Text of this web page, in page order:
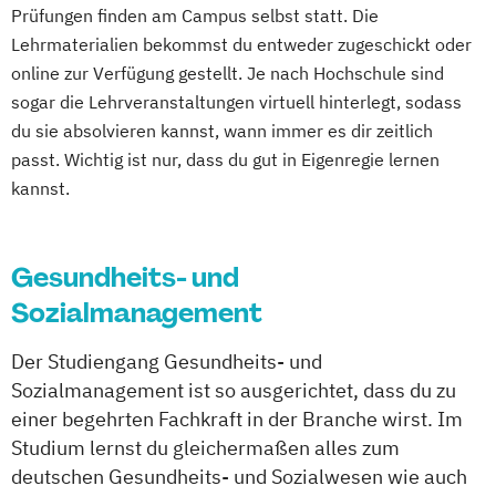
Therapiewissenschaften - Logopädie
Therapiewissenschaften - Physiotherapie
Krisenmanagement im Be­völ­kerungsschutz
Logopädie
Medical Fitness & Athletic Management
Medizinalfachberufe
Pharmamanagement und
Pharmaproduktion
Psychologie
Psychologie mit Schwerpunkt Klinische
Psychologie und Psychologisches
Empowerment
Prüfungen finden am Campus selbst statt. Die
Lehrmaterialien bekommst du entweder zugeschickt oder
online zur Verfügung gestellt. Je nach Hochschule sind
sogar die Lehrveranstaltungen virtuell hinterlegt, sodass
du sie absolvieren kannst, wann immer es dir zeitlich
passt. Wichtig ist nur, dass du gut in Eigenregie lernen
kannst.
Gesundheits- und
Sozialmanagement
Der Studiengang Gesundheits- und
Sozialmanagement ist so ausgerichtet, dass du zu
einer begehrten Fachkraft in der Branche wirst. Im
Studium lernst du gleichermaßen alles zum
deutschen Gesundheits- und Sozialwesen wie auch